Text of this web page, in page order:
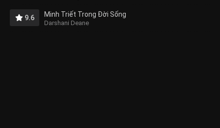
9.6 Minh Triết Trong Đời Sống
Darshani Deane